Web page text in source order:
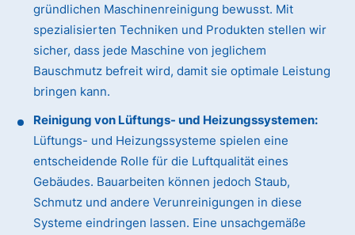
gründlichen Maschinenreinigung bewusst. Mit
spezialisierten Techniken und Produkten stellen wir
sicher, dass jede Maschine von jeglichem
Bauschmutz befreit wird, damit sie optimale Leistung
bringen kann.
Reinigung von Lüftungs- und Heizungssystemen:
Lüftungs- und Heizungssysteme spielen eine
entscheidende Rolle für die Luftqualität eines
Gebäudes. Bauarbeiten können jedoch Staub,
Schmutz und andere Verunreinigungen in diese
Systeme eindringen lassen. Eine unsachgemäße